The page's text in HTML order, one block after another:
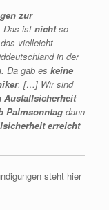
zur
Das ist nichtso
vielleicht
in der
Da gab es keine
. […] Wir sind
Ausfallsicherheit
Palmsonntag dann
erreicht
steht hier